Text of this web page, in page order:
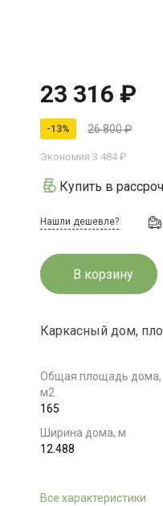
23 316 ₽
-13% 26 800 ₽
Экономия 3 484 ₽
Купить в
Нашли дешевле?
В корзину
Каркасный дом,
Общая площадь дома,
м2
165
Ширина дома, м
12.488
Все характеристики